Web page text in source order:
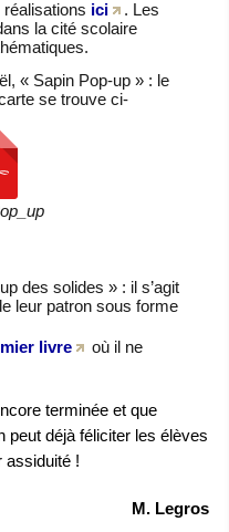
ici
. Les
la cité scolaire
« Sapin Pop-up » : le
se trouve ci-
des solides » : il s’agit
leur patron sous forme
livre
où il ne
terminée et que
peut déjà féliciter les élèves
assiduité !
M. Legros